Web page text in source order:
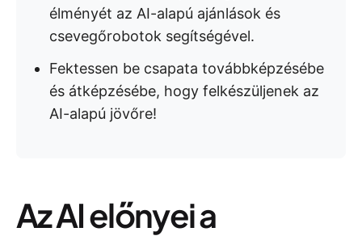
élményét az AI-alapú ajánlások és
csevegőrobotok segítségével.
Fektessen be csapata továbbképzésébe
és átképzésébe, hogy felkészüljenek az
AI-alapú jövőre!
Az AI előnyei a